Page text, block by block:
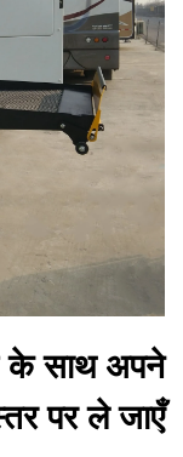
के साथ अपने
पर ले जाएँ